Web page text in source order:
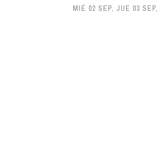
MIÉ 02 SEP, JUE 03 SEP,